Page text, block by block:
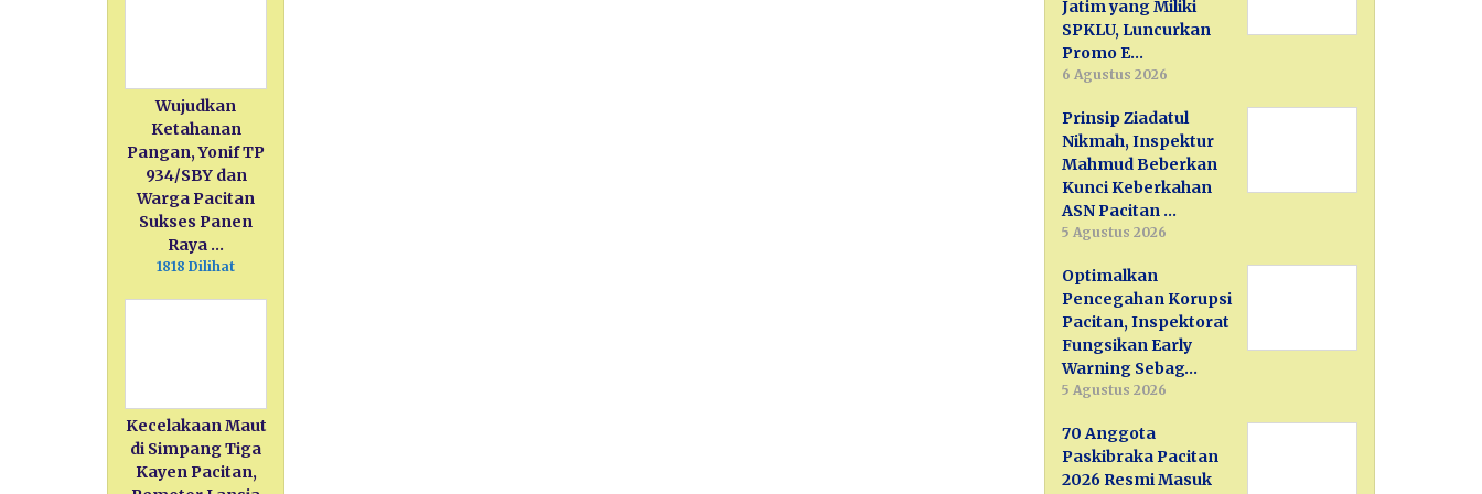
Wujudkan
Ketahanan
Pangan, Yonif TP
934/SBY dan
Warga Pacitan
Sukses Panen
Raya …
1818 Dilihat
Kecelakaan Maut
di Simpang Tiga
Kayen Pacitan,
Jatim yang Miliki
SPKLU, Luncurkan
Promo E…
6 Agustus 2026
Prinsip Ziadatul
Nikmah, Inspektur
Mahmud Beberkan
Kunci Keberkahan
ASN Pacitan …
5 Agustus 2026
Optimalkan
Pencegahan Korupsi
Pacitan, Inspektorat
Fungsikan Early
Warning Sebag…
5 Agustus 2026
70 Anggota
Paskibraka Pacitan
2026 Resmi Masuk